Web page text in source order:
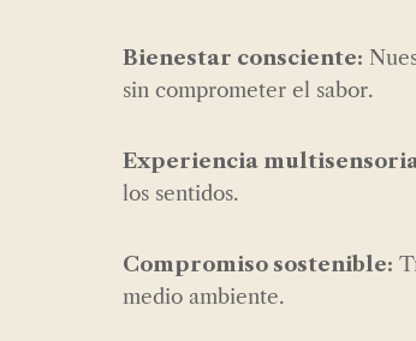
Bienestar consciente:
sin comprometer el sabor.
Experiencia
los sentidos.
Compromiso sostenible:
medio ambiente.